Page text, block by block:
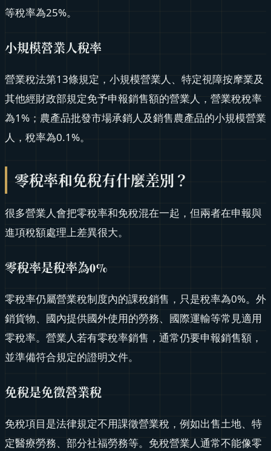
等稅率為25%。
小規模營業人稅率
營業稅法第13條規定，小規模營業人、特定視障按摩業及
其他經財政部規定免予申報銷售額的營業人，營業稅稅率
為1%；農產品批發市場承銷人及銷售農產品的小規模營業
人，稅率為0.1%。
零稅率和免稅有什麼差別？
很多營業人會把零稅率和免稅混在一起，但兩者在申報與
進項稅額處理上差異很大。
零稅率是稅率為0%
零稅率仍屬營業稅制度內的課稅銷售，只是稅率為0%。外
銷貨物、國內提供國外使用的勞務、國際運輸等常見適用
零稅率。營業人若有零稅率銷售，通常仍要申報銷售額，
並準備符合規定的證明文件。
免稅是免徵營業稅
免稅項目是法律規定不用課徵營業稅，例如出售土地、特
定醫療勞務、部分社福勞務等。免稅營業人通常不能像零